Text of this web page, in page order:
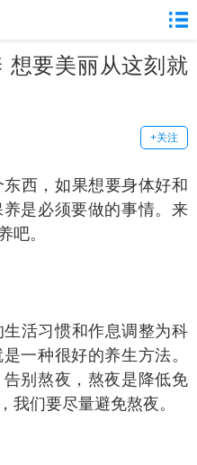
想要美丽从这刻就
+关注
，如果想要身体好和
是必须要做的事情。来
吧。
习惯和作息调整为科
一种很好的养生方法。
别熬夜，熬夜是降低免
我们要尽量避免熬夜。